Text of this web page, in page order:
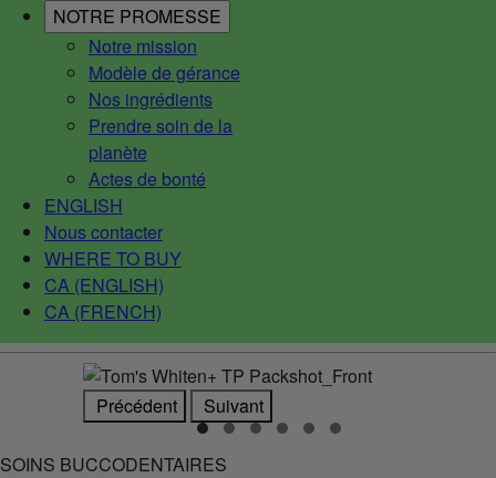
NOTRE PROMESSE
Notre mission
Modèle de gérance
Nos ingrédients
Prendre soin de la
planète
Actes de bonté
ENGLISH
Nous contacter
WHERE TO BUY
CA (ENGLISH)
CA (FRENCH)
Précédent Suivant
SOINS BUCCODENTAIRES